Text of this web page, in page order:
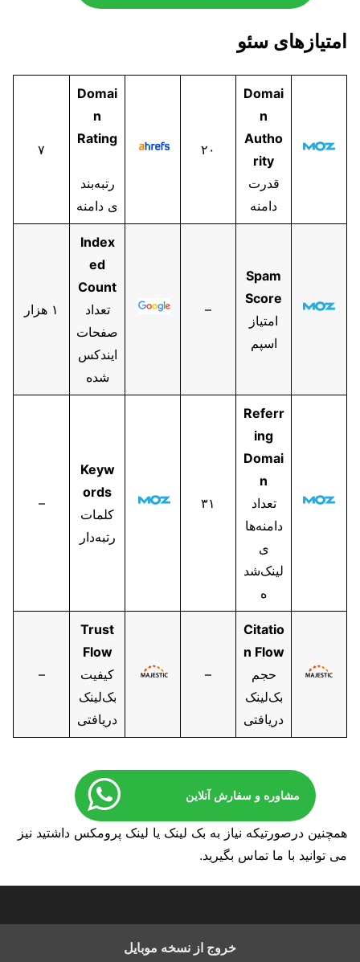
امتیازهای سئو
Domai
n
Autho
rity
قدرت
دامنه
۲۰
Domai
n
Rating
رتبه‌بند
ی دامنه
۷
Spam
Score
امتیاز
اسپم
–
Index
ed
Count
تعداد
صفحات
ایندکس
شده
۱ هزار
Referr
ing
Domai
n
تعداد
دامنه‌ها
ی
لینک‌شد
ه
۳۱
Keyw
ords
کلمات
رتبه‌دار
–
Citatio
n Flow
حجم
بک‌لینک
دریافتی
–
Trust
Flow
کیفیت
بک‌لینک
دریافتی
–
مشاوره و سفارش آنلاین
همچنین درصورتیکه نیاز به بک لینک یا لینک پرومکس داشتید نیز
می توانید با ما تماس بگیرید.
خروج از نسخه موبایل